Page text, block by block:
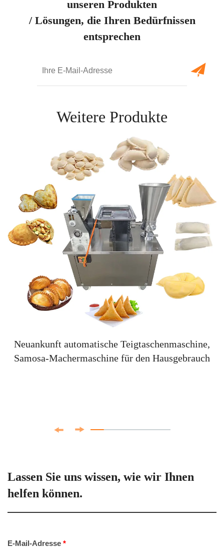
unseren Produkten
/ Lösungen, die Ihren Bedürfnissen
entsprechen
Weitere Produkte
Neuankunft automatische Teigtaschenmaschine,
Samosa-Machermaschine für den Hausgebrauch
Lassen Sie uns wissen, wie wir Ihnen
helfen können.
E-Mail-Adresse *